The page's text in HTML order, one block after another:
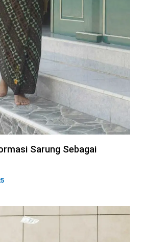
Sarung Sebagai